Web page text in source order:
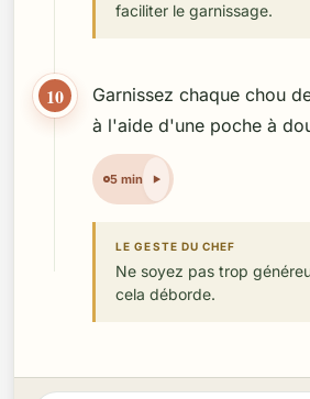
faciliter le garnissage.
10
Garnissez chaque chou
à l'aide d'une poche à
5 min
LE GESTE DU CHEF
Ne soyez pas trop
cela déborde.